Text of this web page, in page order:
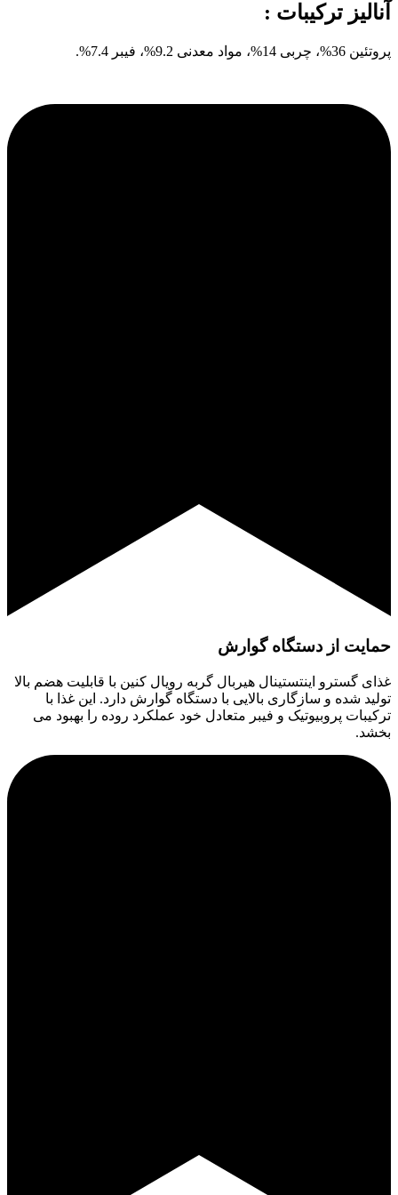
آنالیز ترکیبات :
پروتئین 36%، چربی 14%، مواد معدنی 9.2%، فیبر 7.4%.
حمایت از دستگاه گوارش
غذای گسترو اینتستینال هیربال گربه رویال کنین با قابلیت هضم بالا
تولید شده و سازگاری بالایی با دستگاه گوارش دارد. این غذا با
ترکیبات پروبیوتیک و فیبر متعادل خود عملکرد روده را بهبود می
بخشد.